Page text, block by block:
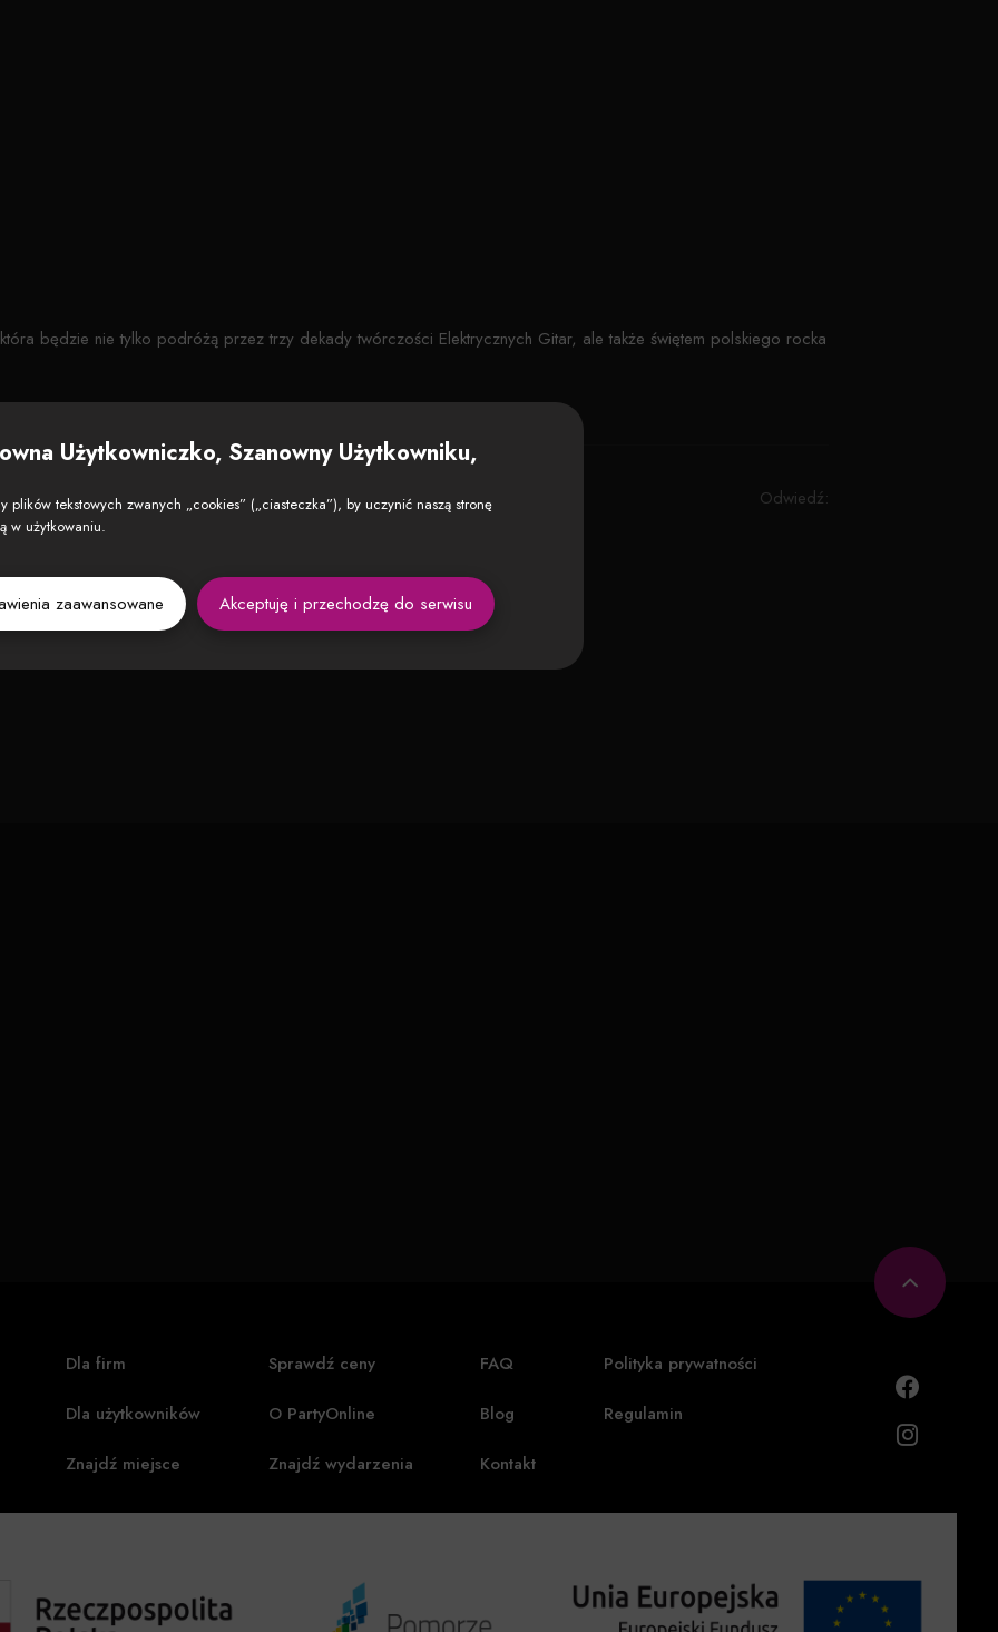
będzie nie tylko podróżą przez trzy dekady twórczości Elektrycznych Gitar, ale także świętem polskiego rocka
ul. Toruńska 59, 85-023 BydgoszczPokaż na mapie → Odwiedź:
Dla firm
Dla użytkowników
Znajdź miejsce
Sprawdź ceny
O PartyOnline
Znajdź wydarzenia
FAQ
Blog
Kontakt
Polityka prywatności
Regulamin
Użytkowniczko, Szanowny Użytkowniku,
plików tekstowych zwanych „cookies” („ciasteczka”), by uczynić naszą stronę
w użytkowaniu.
zaawansowane Akceptuję i przechodzę do serwisu